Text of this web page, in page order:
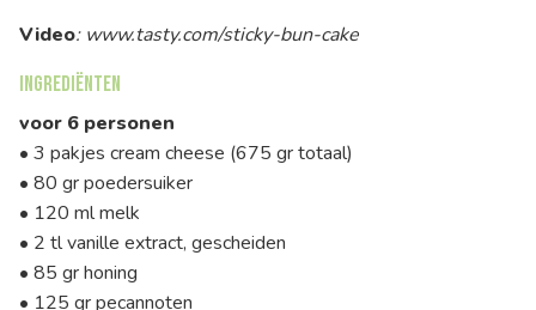
Video: www.tasty.com/sticky-bun-cake
Ingrediënten
voor 6 personen
• 3 pakjes cream cheese (675 gr totaal)
• 80 gr poedersuiker
• 120 ml melk
• 2 tl vanille extract, gescheiden
• 85 gr honing
• 125 gr pecannoten